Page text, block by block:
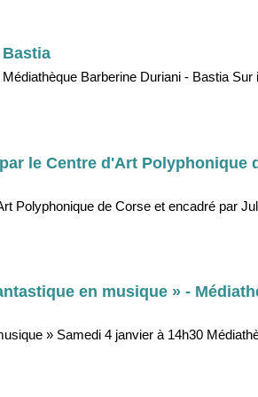
Barberine Duriani - Bastia Sur
le Centre d'Art Polyphonique
Polyphonique de Corse et encadré par
en musique » -
» Samedi 4 janvier à 14h30